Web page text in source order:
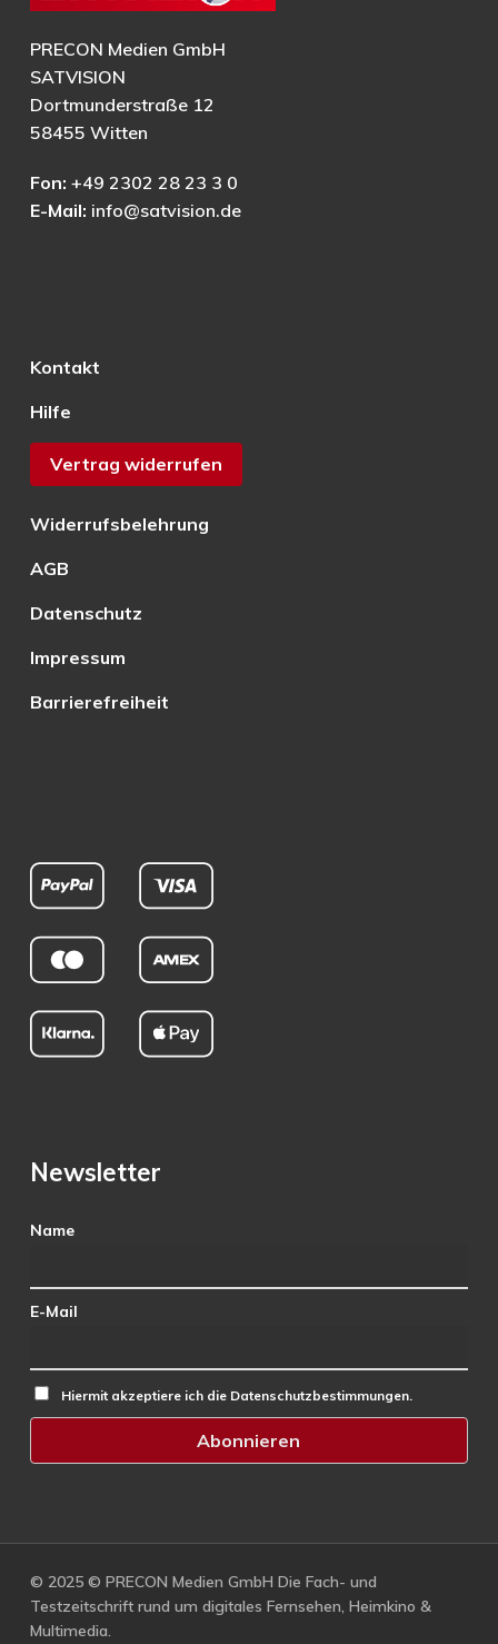
PRECON Medien GmbH
SATVISION
Dortmunderstraße 12
58455 Witten
Fon: +49 2302 28 23 3 0
E-Mail: info@satvision.de
Kontakt
Hilfe
Vertrag widerrufen
Widerrufsbelehrung
AGB
Datenschutz
Impressum
Barrierefreiheit
Newsletter
Name
E-Mail
Hiermit akzeptiere ich die Datenschutzbestimmungen.
© 2025 © PRECON Medien GmbH Die Fach- und
Testzeitschrift rund um digitales Fernsehen, Heimkino &
Multimedia.